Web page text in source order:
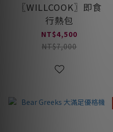
〖WILLCOOK〗即食
行熱包
NT$4,500
NT$7,000